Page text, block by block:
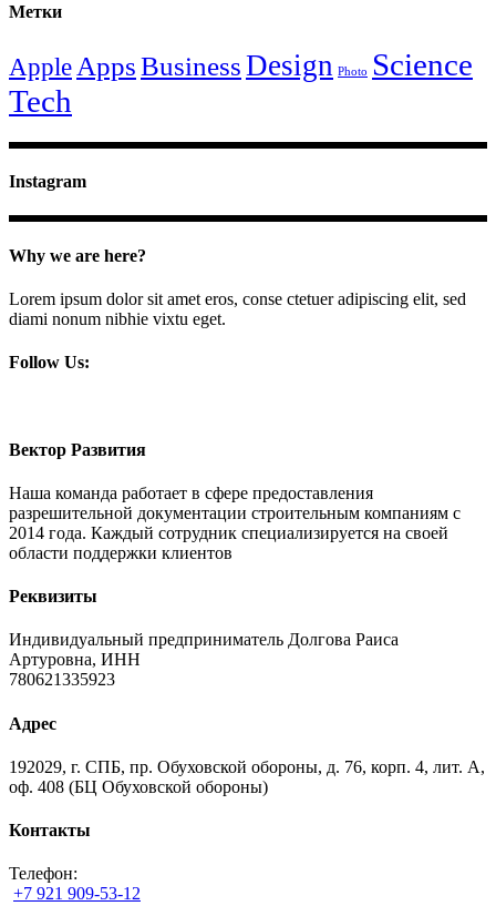
Метки
Apple AppsBusinessDesign Photo
Science
Tech
Instagram
Why we are here?
Lorem ipsum dolor sit amet eros, conse ctetuer adipiscing elit, sed
diami nonum nibhie vixtu eget.
Follow Us:
Вектор Развития
Наша команда работает в сфере предоставления
разрешительной документации строительным компаниям с
2014 года. Каждый сотрудник специализируется на своей
области поддержки клиентов
Реквизиты
Индивидуальный предприниматель Долгова Раиса
Артуровна, ИНН
780621335923
Адрес
192029, г. СПБ, пр. Обуховской обороны, д. 76, корп. 4, лит. А,
оф. 408 (БЦ Обуховской обороны)
Контакты
Телефон:
+7 921 909-53-12